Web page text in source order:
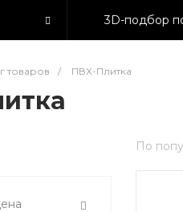
3D-подбор
товаров / ПВХ-Плитка
По